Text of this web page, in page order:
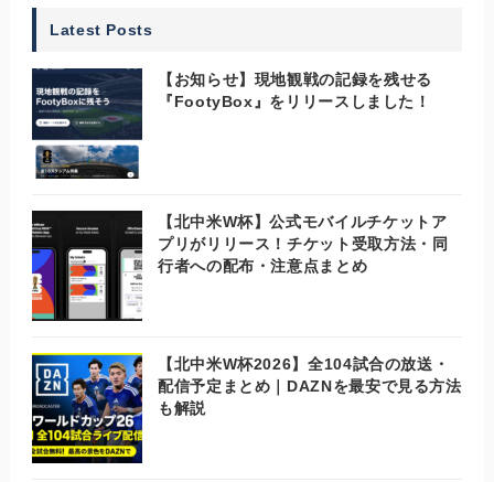
Latest Posts
【お知らせ】現地観戦の記録を残せる
『FootyBox』をリリースしました！
【北中米W杯】公式モバイルチケットア
プリがリリース！チケット受取方法・同
行者への配布・注意点まとめ
【北中米W杯2026】全104試合の放送・
配信予定まとめ｜DAZNを最安で見る方法
も解説